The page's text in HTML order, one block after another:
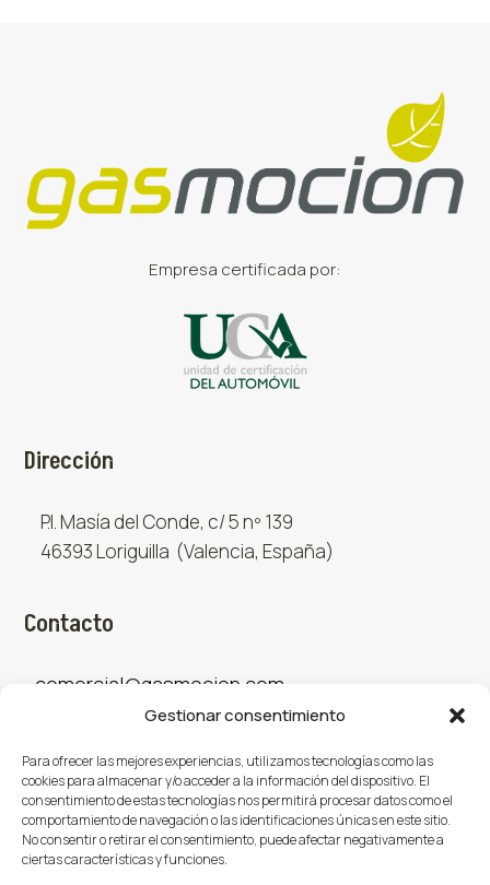
Gestionar consentimiento
Para ofrecer las mejores experiencias, utilizamos tecnologías como las
cookies para almacenar y/o acceder a la información del dispositivo. El
consentimiento de estas tecnologías nos permitirá procesar datos como el
comportamiento de navegación o las identificaciones únicas en este sitio.
No consentir o retirar el consentimiento, puede afectar negativamente a
ciertas características y funciones.
Empresa certificada por:
Dirección
P.I. Masía del Conde, c/ 5 nº 139
46393 Loriguilla (Valencia, España)
Contacto
comercial@gasmocion.com
Sociales